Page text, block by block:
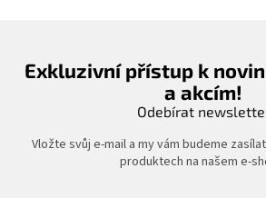
Exkluzivní přístup k
a akcím!
Odebírat
Vložte svůj e-mail a my vám budeme
produktech na našem e-